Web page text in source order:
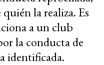
la realiza. Es
a un club
la conducta de
identificada.